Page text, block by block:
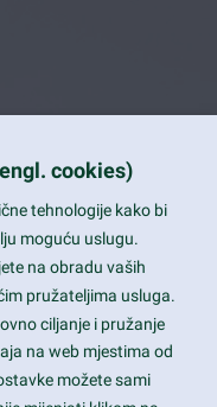
CA 94043
cookies)
tehnologije kako bi
moguću uslugu.
na obradu vaših
pružateljima usluga.
ciljanje i pružanje
na web mjestima od
možete sami